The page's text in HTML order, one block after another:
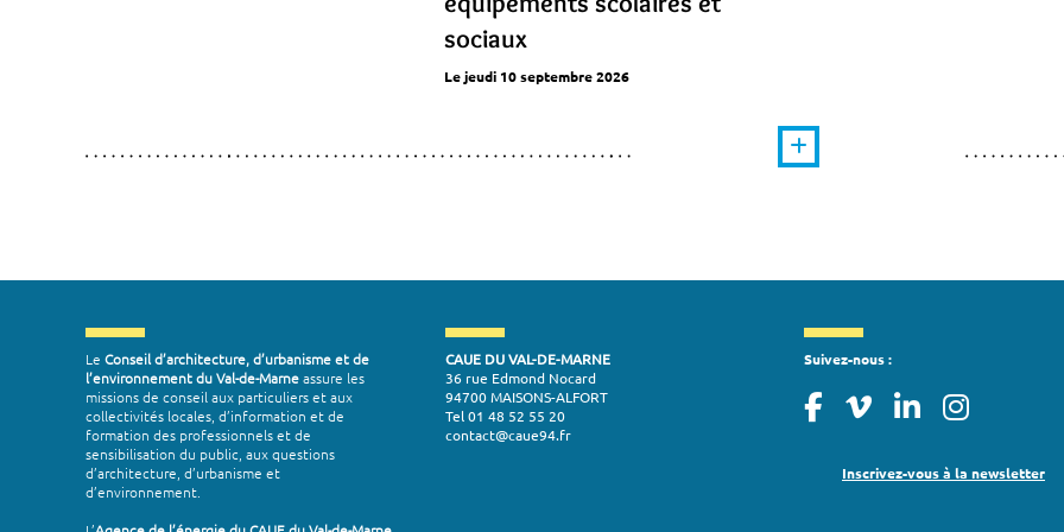
sociaux
Le jeudi 10 septembre 2026
Le Conseil d’architecture, d’urbanisme et de
l’environnement du Val-de-Marneassure les
missions de conseil aux particuliers et aux
collectivités locales, d’information et de
formation des professionnels et de
sensibilisation du public, aux questions
d’architecture, d’urbanisme et
d’environnement.
CAUE DU VAL-DE-MARNE
36 rue Edmond Nocard
94700 MAISONS-ALFORT
Tel 01 48 52 55 20
contact@caue94.fr
Suivez-nous :
Inscrivez-vous à la newsletter